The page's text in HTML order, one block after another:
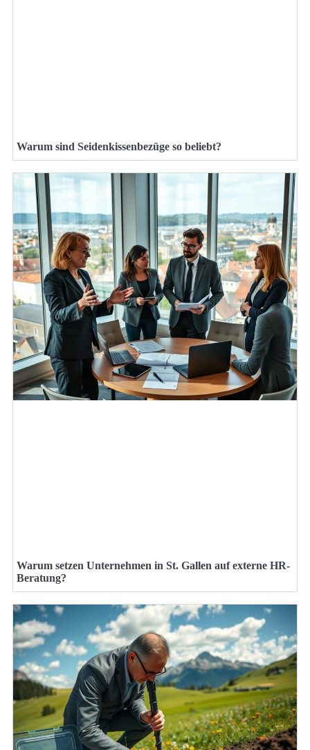
Warum sind Seidenkissenbezüge so beliebt?
Warum setzen Unternehmen in St. Gallen auf externe HR-
Beratung?